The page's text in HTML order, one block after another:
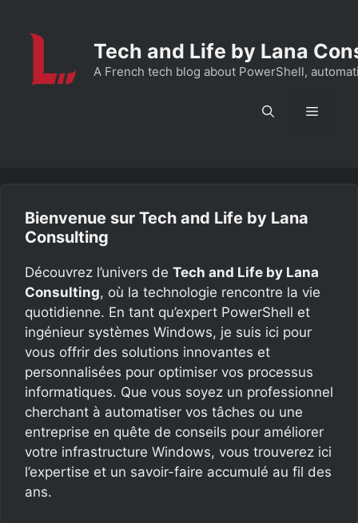
Tech and Life by Lana
A French tech blog about PowerShell,
Menu
Bienvenue sur Tech and Life by Lana
Consulting
Découvrez l’univers de Tech and Life by Lana
Consulting, où la technologie rencontre la vie
quotidienne. En tant qu’expert PowerShell et
ingénieur systèmes Windows, je suis ici pour
vous offrir des solutions innovantes et
personnalisées pour optimiser vos processus
informatiques. Que vous soyez un professionnel
cherchant à automatiser vos tâches ou une
entreprise en quête de conseils pour améliorer
votre infrastructure Windows, vous trouverez ici
l’expertise et un savoir-faire accumulé au fil des
ans.